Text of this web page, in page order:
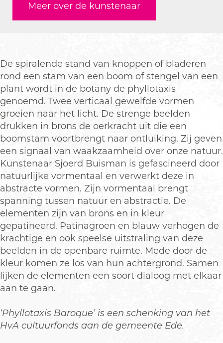
h
y
o
t
a
x
i
s
B
a
r
o
q
u
e
P
l
l
o
t
a
x
i
s
B
a
r
o
q
u
e
Meer over de kunstenaar
De spiralende stand van knoppen of bladeren
rond een stam van een boom of stengel van een
plant wordt in de botany de phyllotaxis
genoemd. Twee verticaal gewelfde vormen
groeien naar het licht. De strenge beelden
drukken in brons de oerkracht uit die een
boomstam voortbrengt naar ontluiking. Zij geven
een signaal van waakzaamheid over onze natuur.
Kunstenaar Sjoerd Buisman is gefascineerd door
natuurlijke vormentaal en verwerkt deze in
abstracte vormen. Zijn vormentaal brengt
spanning tussen natuur en abstractie. De
elementen zijn van brons en in kleur
gepatineerd. Patinagroen en blauw verhogen de
krachtige en ook speelse uitstraling van deze
beelden in de openbare ruimte. Mede door de
kleur komen ze los van hun achtergrond. Samen
lijken de elementen een soort dialoog met elkaar
aan te gaan.
‘Phyllotaxis Baroque’ is een schenking van het
HvA cultuurfonds aan de gemeente Ede.